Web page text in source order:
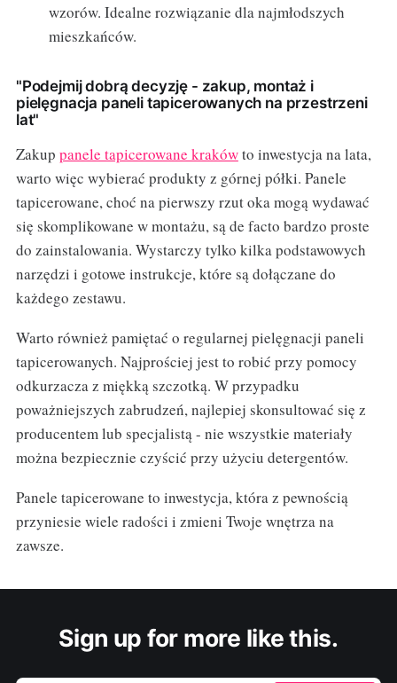
wzorów. Idealne rozwiązanie dla najmłodszych
mieszkańców.
"Podejmij dobrą decyzję - zakup, montaż i
pielęgnacja paneli tapicerowanych na przestrzeni
lat"
Zakup panele tapicerowane krakówto inwestycja na lata,
warto więc wybierać produkty z górnej półki. Panele
tapicerowane, choć na pierwszy rzut oka mogą wydawać
się skomplikowane w montażu, są de facto bardzo proste
do zainstalowania. Wystarczy tylko kilka podstawowych
narzędzi i gotowe instrukcje, które są dołączane do
każdego zestawu.
Warto również pamiętać o regularnej pielęgnacji paneli
tapicerowanych. Najprościej jest to robić przy pomocy
odkurzacza z miękką szczotką. W przypadku
poważniejszych zabrudzeń, najlepiej skonsultować się z
producentem lub specjalistą - nie wszystkie materiały
można bezpiecznie czyścić przy użyciu detergentów.
Panele tapicerowane to inwestycja, która z pewnością
przyniesie wiele radości i zmieni Twoje wnętrza na
zawsze.
Sign up for more like this.